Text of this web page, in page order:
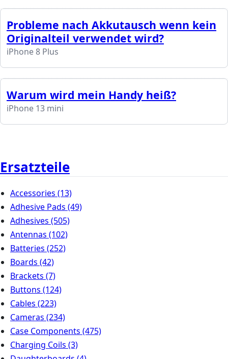
Probleme nach Akkutausch wenn kein
Originalteil verwendet wird?
iPhone 8 Plus
Warum wird mein Handy heiß?
iPhone 13 mini
Ersatzteile
Accessories (13)
Adhesive Pads (49)
Adhesives (505)
Antennas (102)
Batteries (252)
Boards (42)
Brackets (7)
Buttons (124)
Cables (223)
Cameras (234)
Case Components (475)
Charging Coils (3)